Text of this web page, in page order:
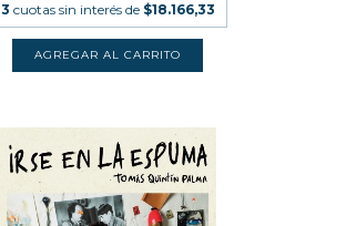
3 cuotas sin interés de $18.166,33